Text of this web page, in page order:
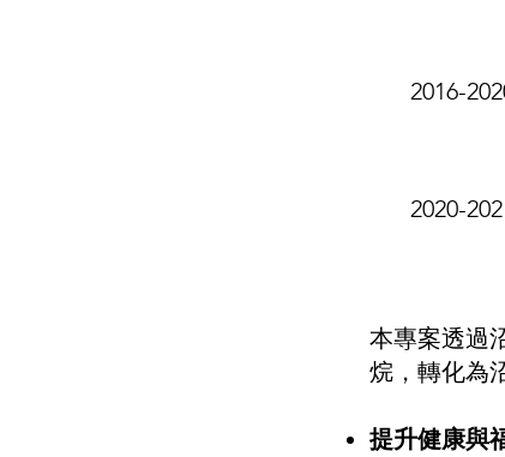
2016-
2020-
本專案透過
烷，轉化為
提升健康與